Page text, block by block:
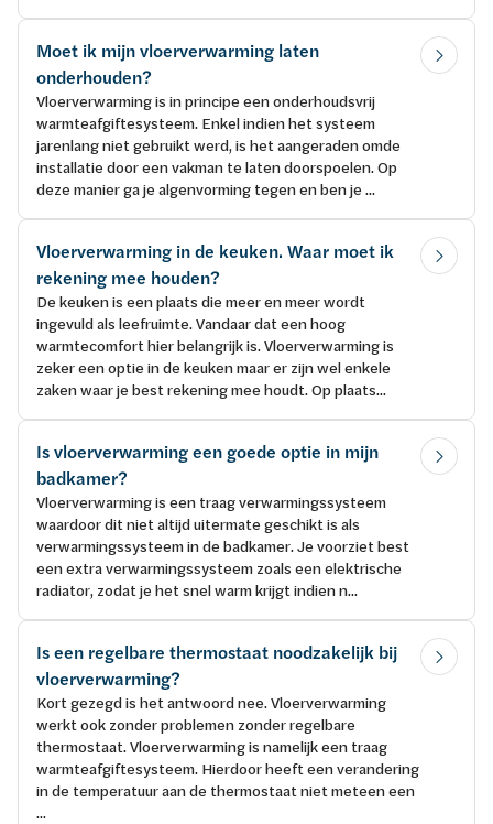
Moet ik mijn vloerverwarming laten
onderhouden?
Vloerverwarming is in principe een onderhoudsvrij
warmteafgiftesysteem. Enkel indien het systeem
jarenlang niet gebruikt werd, is het aangeraden omde
installatie door een vakman te laten doorspoelen. Op
deze manier ga je algenvorming tegen en ben je ...
Vloerverwarming in de keuken. Waar moet ik
rekening mee houden?
De keuken is een plaats die meer en meer wordt
ingevuld als leefruimte. Vandaar dat een hoog
warmtecomfort hier belangrijk is. Vloerverwarming is
zeker een optie in de keuken maar er zijn wel enkele
zaken waar je best rekening mee houdt. Op plaats...
Is vloerverwarming een goede optie in mijn
badkamer?
Vloerverwarming is een traag verwarmingssysteem
waardoor dit niet altijd uitermate geschikt is als
verwarmingssysteem in de badkamer. Je voorziet best
een extra verwarmingssysteem zoals een elektrische
radiator, zodat je het snel warm krijgt indien n...
Is een regelbare thermostaat noodzakelijk bij
vloerverwarming?
Kort gezegd is het antwoord nee. Vloerverwarming
werkt ook zonder problemen zonder regelbare
thermostaat. Vloerverwarming is namelijk een traag
warmteafgiftesysteem. Hierdoor heeft een verandering
in de temperatuur aan de thermostaat niet meteen een
...